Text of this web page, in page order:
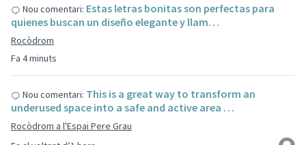
Fa 4 minuts
Nou comentari: Estas letras bonitas son perfectas para
quienes buscan un diseño elegante y llam…
Rocòdrom
Nou comentari: This is a great way to transform an
underused space into a safe and active area …
Rocòdrom a l'Espai Pere Grau